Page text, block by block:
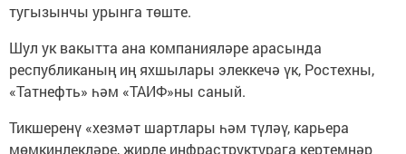
тугызынчы урынга төште.
Шул ук вакытта ана компанияләре арасында
республиканың иң яхшылары элеккечә үк, Ростехны,
«Татнефть» һәм «ТАИФ»ны саный.
Тикшеренү «хезмәт шартлары һәм түләү, карьера
мөмкинлекләре, җирле инфраструктурага кертемнәр